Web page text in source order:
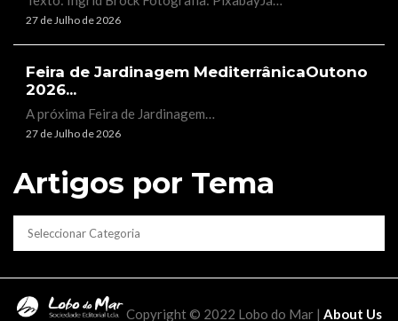
27 de Julho de 2026
Feira de Jardinagem MediterrânicaOutono
2026...
A próxima Feira de Jardinagem…
27 de Julho de 2026
Artigos por Tema
CATEGORIAS
Copyright © 2022 Lobo do Mar | About Us